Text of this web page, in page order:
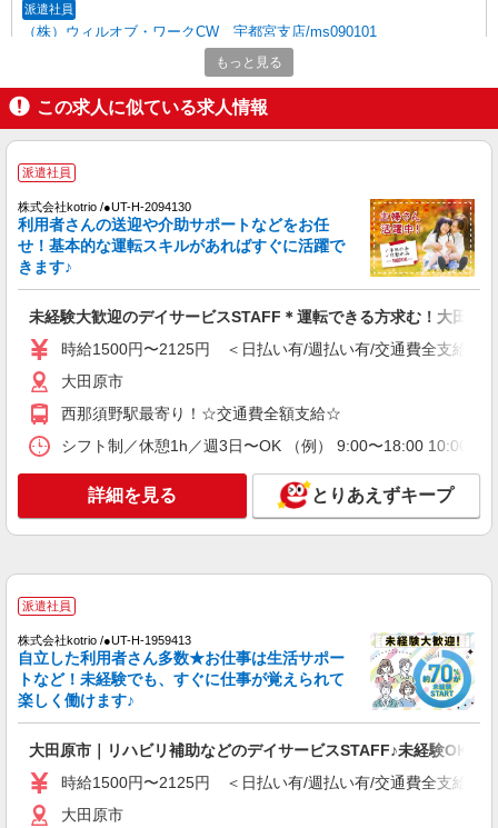
派遣社員
（株）ウィルオブ・ワークCW 宇都宮支店/ms090101
高齢者向け住宅staff
時給1500円 ◆前払い・日払い・週払いOK
栃木県大田原市
派遣社員
株式会社kotrio /●UT-H-1811208
障がい者デイで送迎、見守りなど★大田原市★
時給1500円〜2125円 ＜日払い有/週払い有/交
大田原市
キープ 詳細を見る
派遣社員
株式会社kotrio /●UT-H-2068740
＼収入アップを全面サポート／小規模デイ
通費全支給(ガソリン代含む)＞
キープ 詳細を見る
派遣社員
株式会社kotrio /●UT-H-2005855
大田原市★シフト柔軟で長く働きやすいシニア
向けマンション
もっと見る
この求人に似ている求人情報
派遣社員
株式会社kotrio /●UT-H-2094130
利用者さんの送迎や介助サポートなどをお任
せ！基本的な運転スキルがあればすぐに活躍で
きます♪
未経験大歓迎のデイサービスSTAFF＊運転できる方求む！大田原市
時給1500円〜2125円 ＜日払い有/週払い有/交通費全支給(ガ
大田原市
西那須野駅最寄り！☆交通費全額支給☆
シフト制／休憩1h／週3日〜OK （例） 9:00〜18:00 10:00〜
詳細を見る とりあえずキープ
派遣社員
株式会社kotrio /●UT-H-1959413
自立した利用者さん多数★お仕事は生活サポー
トなど！未経験でも、すぐに仕事が覚えられて
楽しく働けます♪
大田原市｜リハビリ補助などのデイサービスSTAFF♪未経験OK
時給1500円〜2125円 ＜日払い有/週払い有/交通費全支給(ガ
大田原市